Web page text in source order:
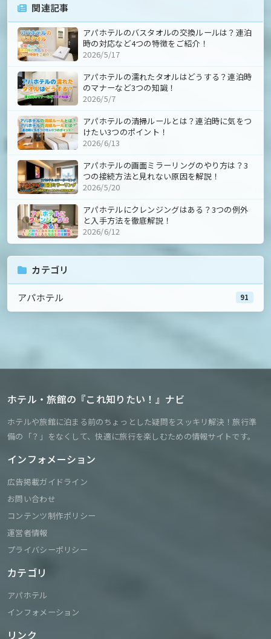
関連記事
アパホテルのバスタオルの交換ルールは？連泊
時の対応など4つの特徴をご紹介！
2026/5/17
アパホテルの濡れたタオルはどうする？連泊時
のマナーなど3つの知識！
2026/5/7
アパホテルの清掃ルールとは？連泊時に気をつ
けたい3つのポイント！
2026/6/13
アパホテルの画面ミラーリングのやり方は？3
つの接続方法と見れない原因を解説！
2026/5/20
アパホテルにクレンジングはある？3つの例外
と入手方法を徹底解説！
2026/6/12
カテゴリ
アパホテル 91
ホテル・旅館の『これ知りたい！』ナビ
ホテルや旅館に泊まる前のちょっとした疑問をスッキリ解決！旅行準
備の「？」をなくして、快適に旅行を楽しむための情報サイトです。
インフォメーション
広告掲載ガイドライン
お問い合わせ
コンテンツ制作ポリシー
運営者情報
プライバシーポリシー
カテゴリ
アパホテル
インフォメーション
リンク